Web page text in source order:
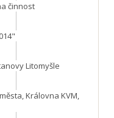
činnost
Litomyšle
Královna KVM,